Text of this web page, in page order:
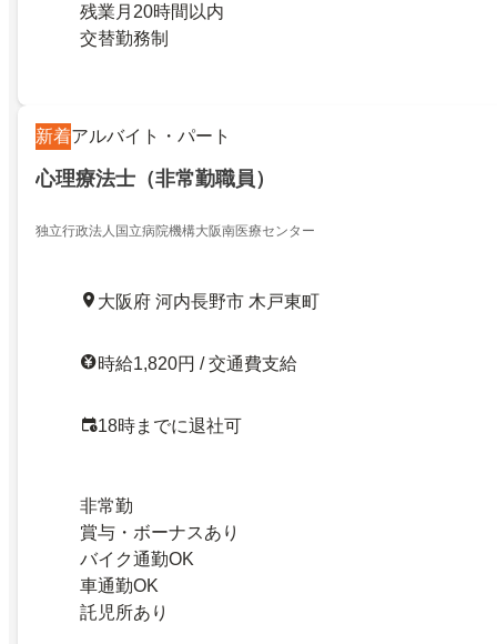
残業月20時間以内
交替勤務制
新着アルバイト・パート
心理療法士（非常勤職員）
独立行政法人国立病院機構大阪南医療センター
大阪府 河内長野市 木戸東町
時給1,820円 / 交通費支給
18時までに退社可
非常勤
賞与・ボーナスあり
バイク通勤OK
車通勤OK
託児所あり